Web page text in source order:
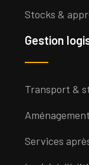
Stocks &
Gestion
Transport &
Services